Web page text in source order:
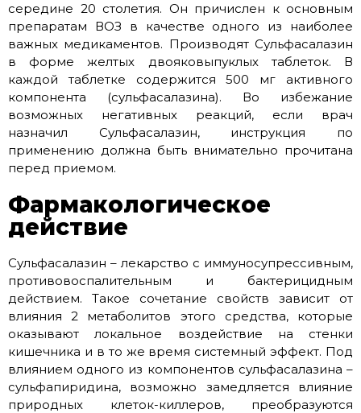
середине 20 столетия. Он причислен к основным
препаратам ВОЗ в качестве одного из наиболее
важных медикаментов. Производят Сульфасалазин
в форме желтых двояковыпуклых таблеток. В
каждой таблетке содержится 500 мг активного
компонента (сульфасалазина). Во избежание
возможных негативных реакций, если врач
назначил Сульфасалазин, инструкция по
применению должна быть внимательно прочитана
перед приемом.
Фармакологическое
действие
Сульфасалазин – лекарство с иммуносупрессивным,
противовоспалительным и бактерицидным
действием. Такое сочетание свойств зависит от
влияния 2 метаболитов этого средства, которые
оказывают локальное воздействие на стенки
кишечника и в то же время системный эффект. Под
влиянием одного из компонентов сульфасалазина –
сульфапиридина, возможно замедляется влияние
природных клеток-киллеров, преобразуются